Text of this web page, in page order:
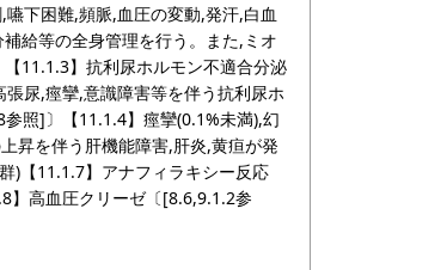
下困難,頻脈,血圧の変動,発汗,白血
給等の全身管理を行う。また,ミオ
11.1.3】抗利尿ホルモン不適合分泌
尿,痙攣,意識障害等を伴う抗利尿ホ
照]〕【11.1.4】痙攣(0.1%未満),幻
昇を伴う肝機能障害,肝炎,黄疸が発
)【11.1.7】アナフィラキシー反応
】高血圧クリーゼ〔[8.6,9.1.2参